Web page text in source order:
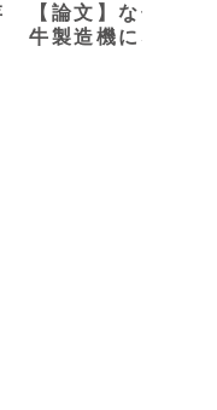
【論文】なぜ母親
牛製造機になって